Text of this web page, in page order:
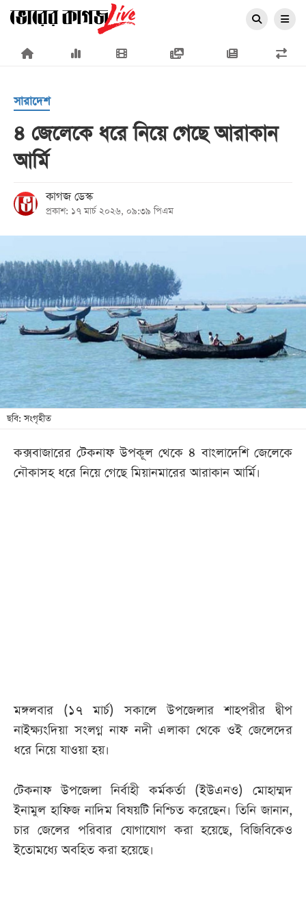
×
প্রচ্ছদ
জাতীয়
রাজনীতি
আন্তর্জাতিক
সারাদেশ
খেলা
বিনোদন
লাইফ
স্টাইল
শিক্ষা
সব
বিভাগ
ই-
পেপার
সারাদেশ
৪ জেলেকে ধরে নিয়ে গেছে আরাকান
আর্মি
কাগজ ডেস্ক
প্রকাশ: ১৭ মার্চ ২০২৬, ০৯:৩৯ পিএম
ছবি: সংগৃহীত
কক্সবাজারের টেকনাফ উপকূল থেকে ৪ বাংলাদেশি জেলেকে
নৌকাসহ ধরে নিয়ে গেছে মিয়ানমারের আরাকান আর্মি।
মঙ্গলবার (১৭ মার্চ) সকালে উপজেলার শাহপরীর দ্বীপ
নাইক্ষ্যংদিয়া সংলগ্ন নাফ নদী এলাকা থেকে ওই জেলেদের
ধরে নিয়ে যাওয়া হয়।
টেকনাফ উপজেলা নির্বাহী কর্মকর্তা (ইউএনও) মোহাম্মদ
ইনামুল হাফিজ নাদিম বিষয়টি নিশ্চিত করেছেন। তিনি জানান,
চার জেলের পরিবার যোগাযোগ করা হয়েছে, বিজিবিকেও
ইতোমধ্যে অবহিত করা হয়েছে।